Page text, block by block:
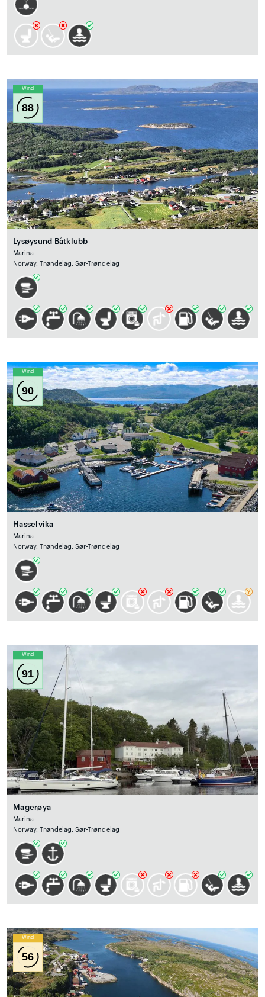
Wind
88
Lysøysund Båtklubb
Marina
Norway, Trøndelag, Sør-Trøndelag
Wind
90
Hasselvika
Marina
Norway, Trøndelag, Sør-Trøndelag
Wind
91
Magerøya
Marina
Norway, Trøndelag, Sør-Trøndelag
Wind
56